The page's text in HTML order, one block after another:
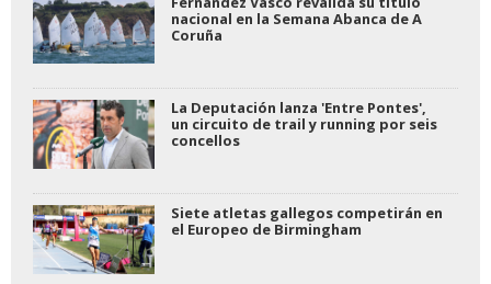
nacional en la Semana Abanca de A
Coruña
La Deputación lanza 'Entre Pontes',
un circuito de trail y running por seis
concellos
Siete atletas gallegos competirán en
el Europeo de Birmingham